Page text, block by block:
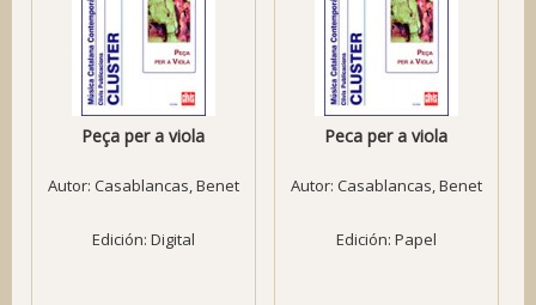
Peça per a viola
Autor: Casablancas, Benet
Edición: Digital
Peca per a viola
Autor: Casablancas, Benet
Edición: Papel